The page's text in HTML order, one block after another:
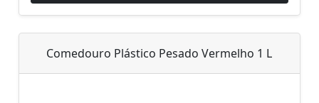
Comedouro Plástico Pesado Vermelho 1 L